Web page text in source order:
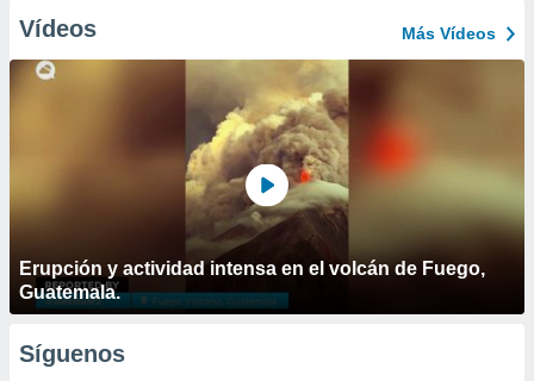
Vídeos Más Vídeos
Erupción y actividad intensa en el volcán de Fuego,
Guatemala.
Síguenos